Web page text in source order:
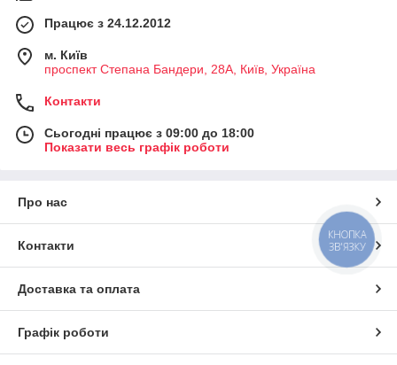
Працює з 24.12.2012
м. Київ
проспект Степана Бандери, 28А, Київ, Україна
Контакти
Сьогодні працює з 09:00 до 18:00
Показати весь графік роботи
Про нас
Контакти
Доставка та оплата
Графік роботи
КНОПКА
ЗВ'ЯЗКУ